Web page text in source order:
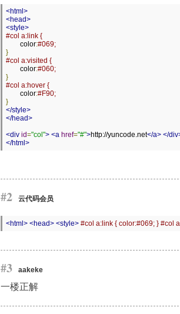
<html>
<head>
<style>
#col a:link {
	color
:#069;
}
#col a:visited {
	color
:#060;
}
#col a:hover {
	color
:#F90;
}
</style>
</head>
<div id="col"> <a href="#">http://yuncode.net</a> </
</html>
#2 云代码会员
<html> <head> <style> #col a:link { color:#069; } #col
#3 aakeke
一楼正解